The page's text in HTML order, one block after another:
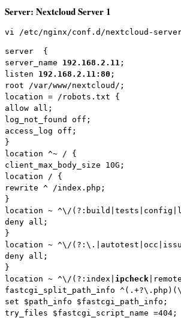
Server: Nextcloud Server 1
vi /etc/nginx/conf.d/nextcloud-
server  {
server_name 192.168.2.11 ;
listen 192.168.2.11:80 ;
root /var/www/nextcloud/;
location = /robots.txt {
allow all;
log_not_found off;
access_log off;
}
location ^~ / {
client_max_body_size 10G;
location / {
rewrite ^ /index.php;
}
location ~ ^\/
deny all;
}
location ~ ^\/
deny all;
}
location ~ ^\/(?:index| ipcheck
fastcgi_split_path_info
set $path_info $fastcgi_path_info;
try_files $fastcgi_script_name =404;